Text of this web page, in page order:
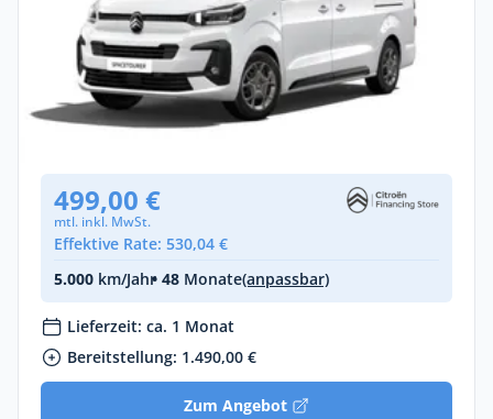
Privat & Gewerbe
Citroën SpaceTourer Plus XL Diesel 180
Automatik
Diesel •Automatik •180 PS (132 kW)
499,00 €
mtl. inkl. MwSt.
Effektive Rate: 530,04 €
5.000 km/Jahr• 48 Monate(anpassbar)
Lieferzeit: ca. 1 Monat
Bereitstellung: 1.490,00 €
Zum Angebot